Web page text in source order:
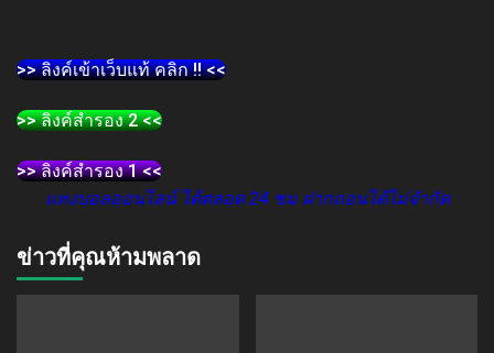
>> ลิงค์เข้าเว็บแท้ คลิก !! <<
>> ลิงค์สำรอง 2 <<
>> ลิงค์สำรอง 1 <<
แทงบอลออนไลน์ ได้ตลอด 24 ชม ฝากถอนได้ไม่จำกัด
ข่าวที่คุณห้ามพลาด